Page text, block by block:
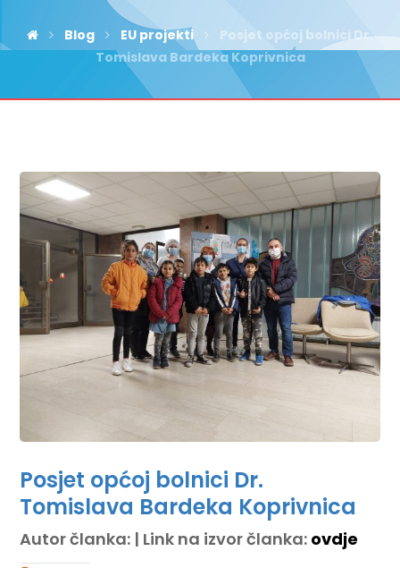
Blog EU projekti
Posjet općoj bolnici Dr.
Tomislava Bardeka Koprivnica
Posjet općoj bolnici Dr.
Tomislava Bardeka Koprivnica
Autor članka: | Link na izvor članka: ovdje